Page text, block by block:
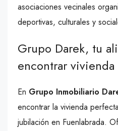
asociaciones vecinales
deportivas, culturales y
Grupo Darek, tu
encontrar
En Grupo Inmobiliario
encontrar la vivienda
jubilación en Fuenlabrada.